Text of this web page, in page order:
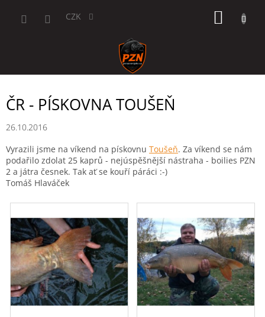
CZK
ČR - PÍSKOVNA TOUŠEŇ
26.10.2016
Vyrazili jsme na víkend na pískovnu Toušeň. Za víkend se nám
podařilo zdolat 25 kaprů - nejúspěšnější nástraha - boilies PZN
2 a játra česnek. Tak ať se kouří páráci :-)
Tomáš Hlaváček